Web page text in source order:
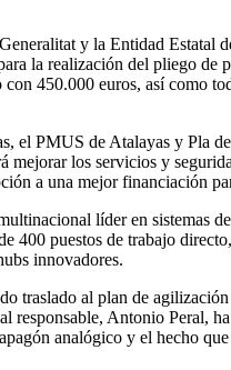
y la Entidad Estatal
la realización del pliego de
450.000 euros, así como
el PMUS de Atalayas y Pla
mejorar los servicios y
a una mejor financiación
líder en sistemas
400 puestos de trabajo
innovadores.
traslado al plan de
responsable, Antonio Peral,
analógico y el hecho que